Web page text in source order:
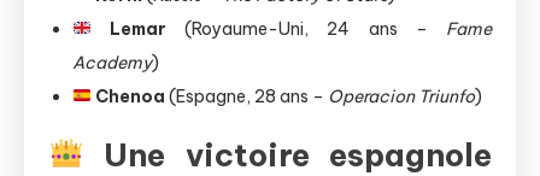
Lemar (Royaume-Uni, 24 ans – Fame
Academy)
Chenoa (Espagne, 28 ans – Operacion Triunfo)
Une victoire espagnole